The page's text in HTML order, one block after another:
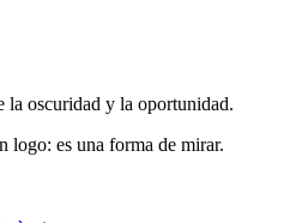
la oscuridad y la oportunidad.
logo: es una forma de mirar.